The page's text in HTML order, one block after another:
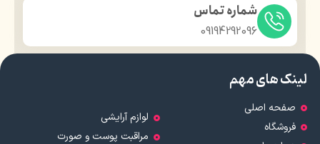
شماره تماس
09194292096
لینک های مهم
صفحه اصلی
فروشگاه
لوازم آرایشی
مراقبت پوست و صورت